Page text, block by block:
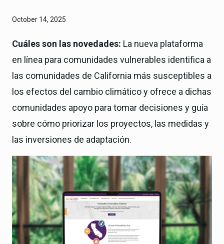
October 14, 2025
Cuáles son las novedades: La nueva plataforma
en línea para comunidades vulnerables identifica a
las comunidades de California más susceptibles a
los efectos del cambio climático y ofrece a dichas
comunidades apoyo para tomar decisiones y guía
sobre cómo priorizar los proyectos, las medidas y
las inversiones de adaptación.